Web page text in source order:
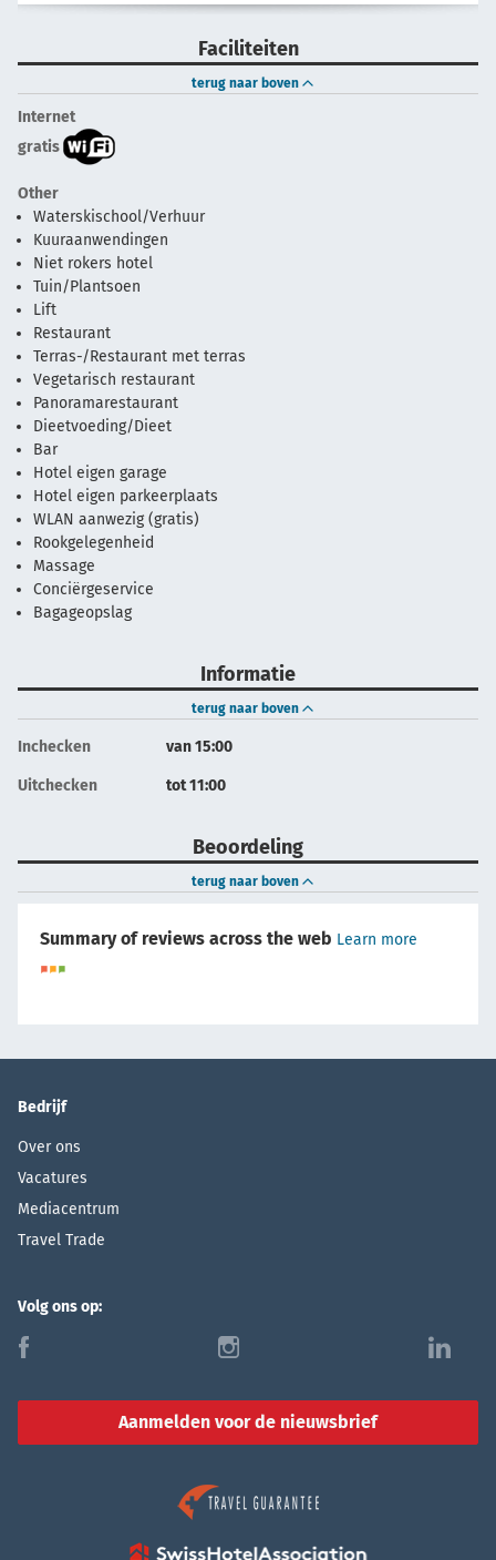
Faciliteiten
terug naar boven
Internet
gratis
Other
Waterskischool/Verhuur
Kuuraanwendingen
Niet rokers hotel
Tuin/Plantsoen
Lift
Restaurant
Terras-/Restaurant met terras
Vegetarisch restaurant
Panoramarestaurant
Dieetvoeding/Dieet
Bar
Hotel eigen garage
Hotel eigen parkeerplaats
WLAN aanwezig (gratis)
Rookgelegenheid
Massage
Conciërgeservice
Bagageopslag
Informatie
terug naar boven
Inchecken van 15:00
Uitchecken tot 11:00
Beoordeling
terug naar boven
Summary of reviews across the web Learn more
Bedrijf
Over ons
Vacatures
Mediacentrum
Travel Trade
Volg ons op:
f i l
Aanmelden voor de nieuwsbrief